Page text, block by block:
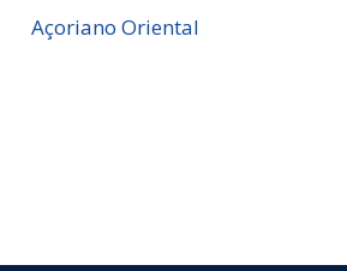
Açoriano Oriental